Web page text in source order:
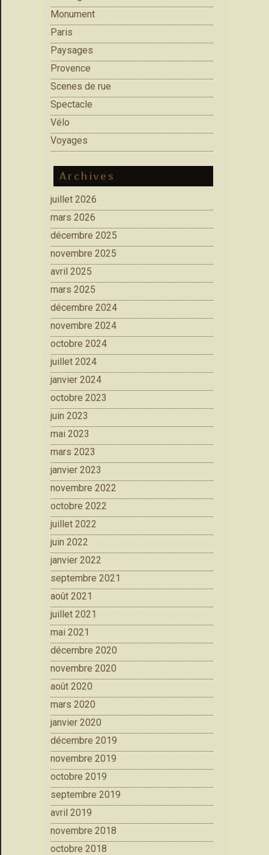
Monument
Paris
Paysages
Provence
Scenes de rue
Spectacle
Vélo
Voyages
Archives
juillet 2026
mars 2026
décembre 2025
novembre 2025
avril 2025
mars 2025
décembre 2024
novembre 2024
octobre 2024
juillet 2024
janvier 2024
octobre 2023
juin 2023
mai 2023
mars 2023
janvier 2023
novembre 2022
octobre 2022
juillet 2022
juin 2022
janvier 2022
septembre 2021
août 2021
juillet 2021
mai 2021
décembre 2020
novembre 2020
août 2020
mars 2020
janvier 2020
décembre 2019
novembre 2019
octobre 2019
septembre 2019
avril 2019
novembre 2018
octobre 2018